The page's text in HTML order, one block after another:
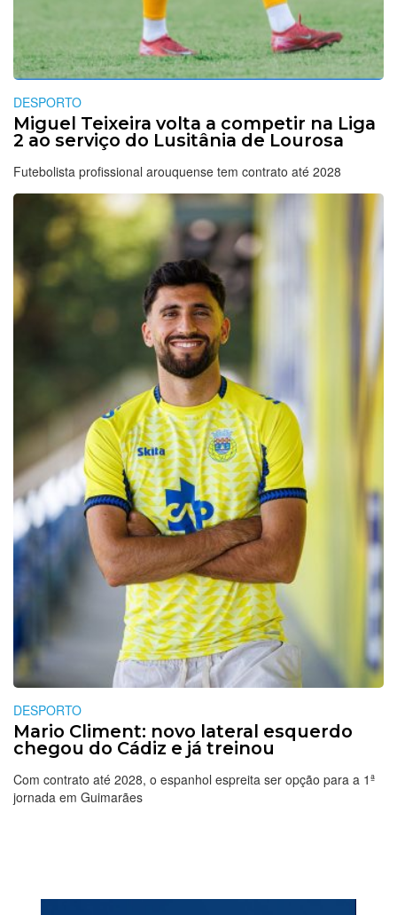
DESPORTO
Miguel Teixeira volta a competir na Liga
2 ao serviço do Lusitânia de Lourosa
Futebolista profissional arouquense tem contrato até 2028
DESPORTO
Mario Climent: novo lateral esquerdo
chegou do Cádiz e já treinou
Com contrato até 2028, o espanhol espreita ser opção para a 1ª
jornada em Guimarães